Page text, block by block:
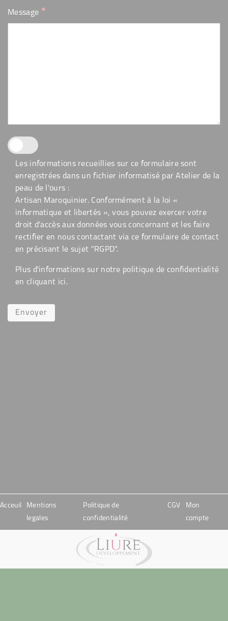
Message *
Les informations recueillies sur ce formulaire sont
enregistrées dans un fichier informatisé par Atelier de la
peau de l'ours :
Artisan Maroquinier. Conformément à la loi «
informatique et libertés », vous pouvez exercer votre
droit d'accès aux données vous concernant et les faire
rectifier en nous contactant via ce formulaire de contact
en précisant le sujet "RGPD".
Plus d'informations sur notre politique de confidentialité
en cliquant ici.
Envoyer
Acceuil
Mentions
legales
Politique de
confidentialité
CGV
Mon
compte